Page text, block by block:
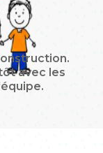
avec les